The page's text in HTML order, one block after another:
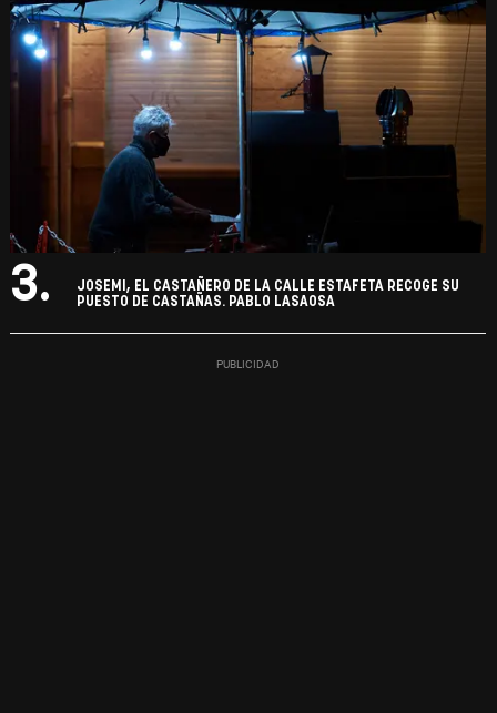
3.
JOSEMI, EL CASTAÑERO DE LA CALLE ESTAFETA RECOGE SU
PUESTO DE CASTAÑAS. PABLO LASAOSA